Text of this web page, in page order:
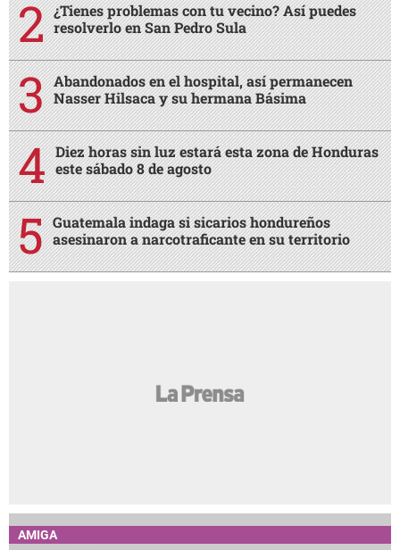
¿Tienes problemas con tu vecino? Así puedes
resolverlo en San Pedro Sula
Abandonados en el hospital, así permanecen
Nasser Hilsaca y su hermana Básima
Diez horas sin luz estará esta zona de Honduras
este sábado 8 de agosto
Guatemala indaga si sicarios hondureños
asesinaron a narcotraficante en su territorio
AMIGA